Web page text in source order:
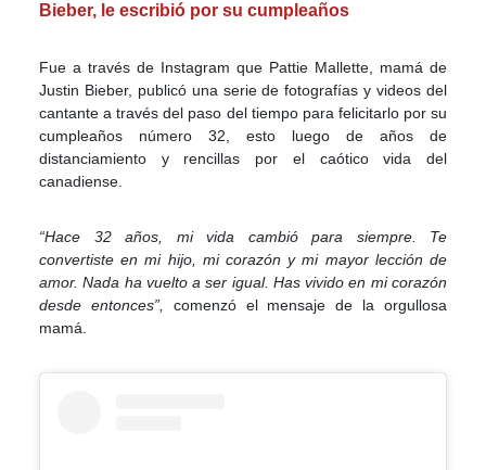
Bieber, le escribió por su cumpleaños
Fue a través de Instagram que Pattie Mallette, mamá de
Justin Bieber, publicó una serie de fotografías y videos del
cantante a través del paso del tiempo para felicitarlo por su
cumpleaños número 32, esto luego de años de
distanciamiento y rencillas por el caótico vida del
canadiense.
“Hace 32 años, mi vida cambió para siempre. Te
convertiste en mi hijo, mi corazón y mi mayor lección de
amor. Nada ha vuelto a ser igual. Has vivido en mi corazón
desde entonces”, comenzó el mensaje de la orgullosa
mamá.